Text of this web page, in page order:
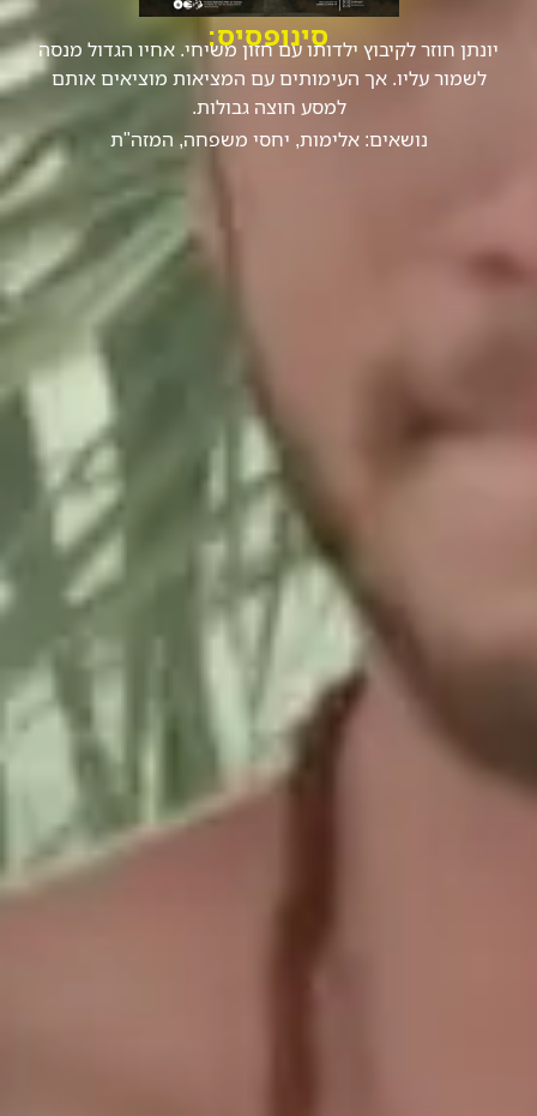
סינופסיס:
יונתן חוזר לקיבוץ ילדותו עם חזון משיחי. אחיו הגדול מנסה
לשמור עליו. אך העימותים עם המציאות מוציאים אותם
למסע חוצה גבולות.
נושאים:אלימות, יחסי משפחה, המזה"ת